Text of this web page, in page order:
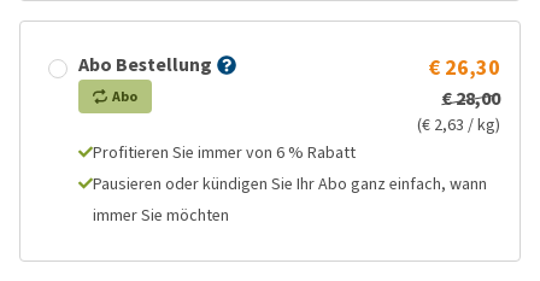
Abo Bestellung
Abo
€ 26,30
€ 28,00
(€ 2,63 / kg)
Profitieren Sie immer von 6 % Rabatt
Pausieren oder kündigen Sie Ihr Abo ganz einfach, wann
immer Sie möchten